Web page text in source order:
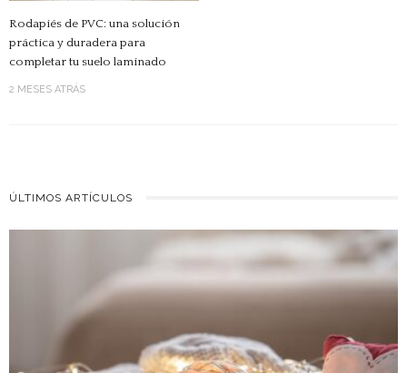
Rodapiés de PVC: una solución
práctica y duradera para
completar tu suelo laminado
2 MESES ATRÁS
ÚLTIMOS ARTÍCULOS